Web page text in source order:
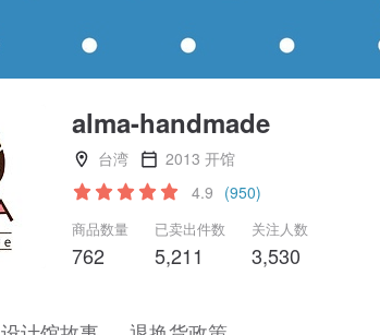
alma-handmade
台湾
2013 开馆
4.9 (950)
商品数量
762
已卖出件数
5,211
关注人数
3,530